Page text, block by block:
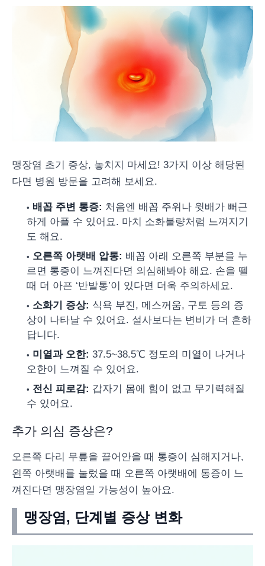
맹장염 초기 증상, 놓치지 마세요! 3가지 이상 해당된
다면 병원 방문을 고려해 보세요.
배꼽 주변 통증: 처음엔 배꼽 주위나 윗배가 뻐근
하게 아플 수 있어요. 마치 소화불량처럼 느껴지기
도 해요.
오른쪽 아랫배 압통: 배꼽 아래 오른쪽 부분을 누
르면 통증이 느껴진다면 의심해봐야 해요. 손을 뗄
때 더 아픈 ‘반발통’이 있다면 더욱 주의하세요.
소화기 증상: 식욕 부진, 메스꺼움, 구토 등의 증
상이 나타날 수 있어요. 설사보다는 변비가 더 흔하
답니다.
미열과 오한: 37.5~38.5℃ 정도의 미열이 나거나
오한이 느껴질 수 있어요.
전신 피로감: 갑자기 몸에 힘이 없고 무기력해질
수 있어요.
추가 의심 증상은?
오른쪽 다리 무릎을 끌어안을 때 통증이 심해지거나,
왼쪽 아랫배를 눌렀을 때 오른쪽 아랫배에 통증이 느
껴진다면 맹장염일 가능성이 높아요.
맹장염, 단계별 증상 변화